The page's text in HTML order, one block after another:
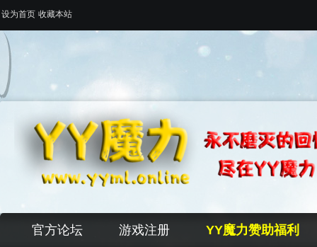
设为首页 收藏本站
官方论坛 游戏注册 YY魔力赞助福利